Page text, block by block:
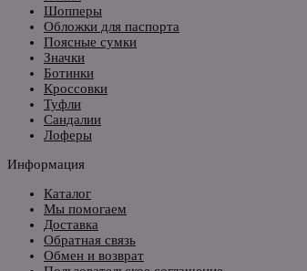
Шопперы
Обложки для паспорта
Поясные сумки
Значки
Ботинки
Кроссовки
Туфли
Сандалии
Лоферы
Информация
Каталог
Мы помогаем
Доставка
Обратная связь
Обмен и возврат